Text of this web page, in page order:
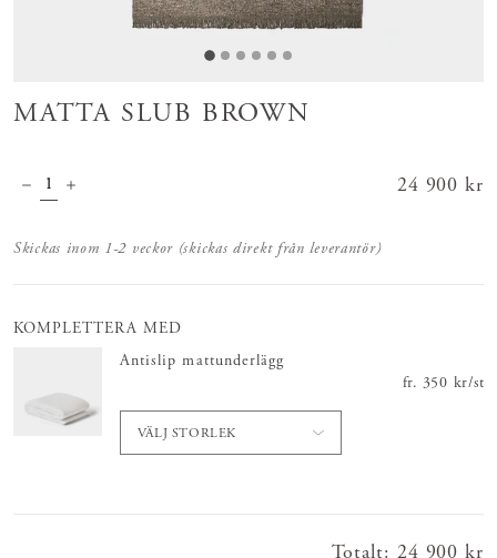
MATTA SLUB BROWN
Pris:
24 900 kr
Skickas inom 1-2 veckor (skickas direkt från leverantör)
KOMPLETTERA MED
Antislip mattunderlägg
fr. Pris :350
350 kr/st
VÄLJ STORLEK
Totalt: Pris:
24 900 kr